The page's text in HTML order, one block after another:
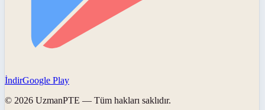
İndirGoogle Play
© 2026 UzmanPTE — Tüm hakları saklıdır.